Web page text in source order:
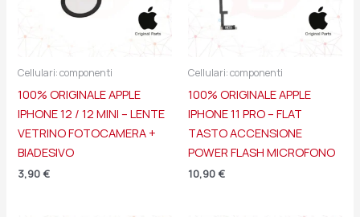
Cellulari: componenti
100% ORIGINALE APPLE
IPHONE 12 / 12 MINI – LENTE
VETRINO FOTOCAMERA +
BIADESIVO
3,90 €
Cellulari: componenti
100% ORIGINALE APPLE
IPHONE 11 PRO – FLAT
TASTO ACCENSIONE
POWER FLASH MICROFONO
10,90 €